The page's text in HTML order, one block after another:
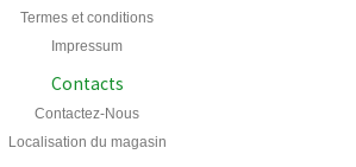
Termes et conditions
Impressum
Contacts
Contactez-Nous
Localisation du magasin